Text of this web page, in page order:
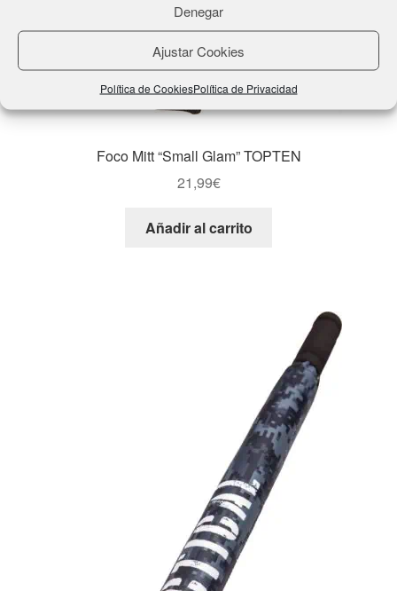
Denegar
Ajustar Cookies
Política de CookiesPolítica de Privacidad
Foco Mitt “Small Glam” TOPTEN
21,99€
Añadir al carrito